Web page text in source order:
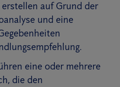
auf Grund der
und eine
eine oder mehrere
die den